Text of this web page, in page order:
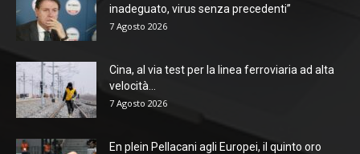
inadeguato, virus senza precedenti”
7 Agosto 2026
Cina, al via test per la linea ferroviaria ad alta
velocità...
7 Agosto 2026
En plein Pellacani agli Europei, il quinto oro